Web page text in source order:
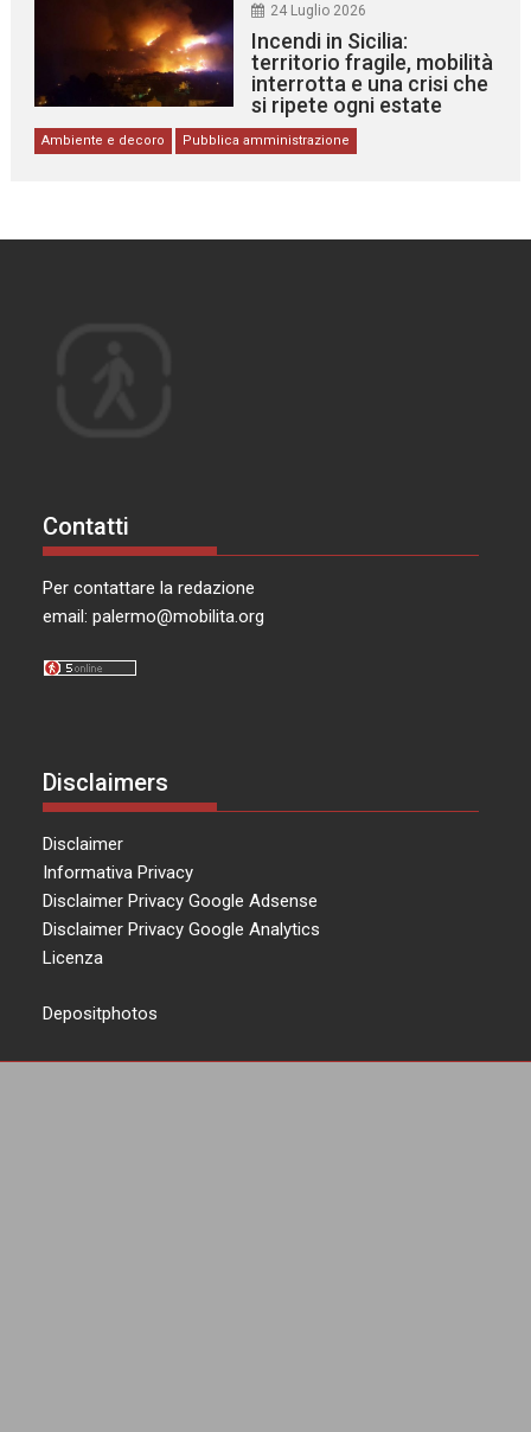
24 Luglio 2026
Incendi in Sicilia:
territorio fragile, mobilità
interrotta e una crisi che
si ripete ogni estate
Ambiente e decoro Pubblica amministrazione
Contatti
Per contattare la redazione
email:palermo@mobilita.org
Disclaimers
Disclaimer
Informativa Privacy
Disclaimer Privacy Google Adsense
Disclaimer Privacy Google Analytics
Licenza
Depositphotos